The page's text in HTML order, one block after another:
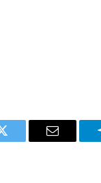
Twitter Email